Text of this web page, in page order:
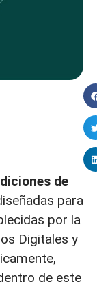
de
para
por la
Digitales y
de este